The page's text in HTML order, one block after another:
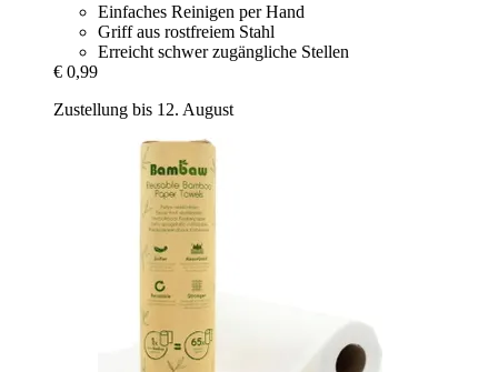
Einfaches Reinigen per Hand
Griff aus rostfreiem Stahl
Erreicht schwer zugängliche Stellen
€ 0,99
Zustellung bis 12. August